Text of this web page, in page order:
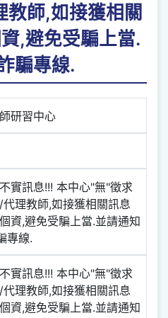
師,如接獲相關
,避免受騙上當.
騙專線.
研習中心
實訊息!!! 本中心"無"徵求
理教師,如接獲相關訊息
資,避免受騙上當.並請通知
專線.
實訊息!!! 本中心"無"徵求
理教師,如接獲相關訊息
資,避免受騙上當.並請通知